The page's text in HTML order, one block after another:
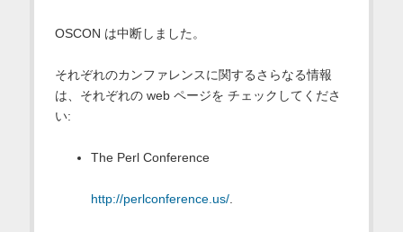
OSCON は中断しました。
それぞれのカンファレンスに関するさらなる情報
は、それぞれの web ページを チェックしてくださ
い:
The Perl Conference
http://perlconference.us/.